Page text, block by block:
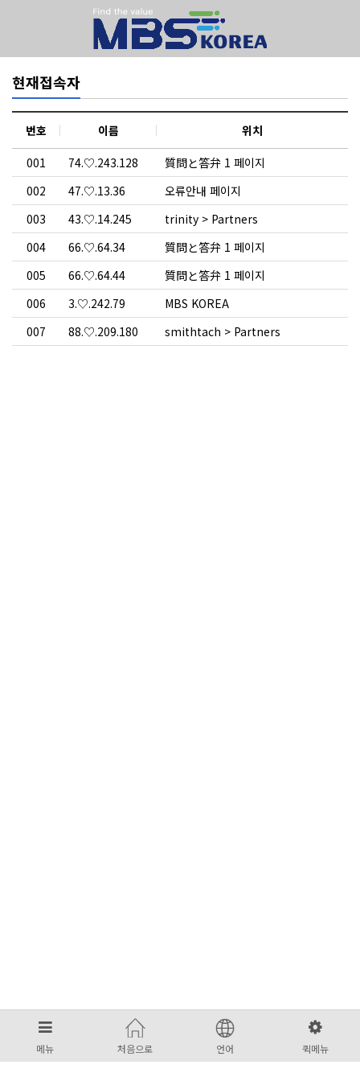
처음으로
메뉴 언어 퀵메뉴
현재접속자
번호 이름
위치
001
74.♡.243.128
質問と答弁 1 페이지
002
47.♡.13.36
오류안내 페이지
003
43.♡.14.245
trinity > Partners
004
66.♡.64.34
質問と答弁 1 페이지
005
66.♡.64.44
質問と答弁 1 페이지
006
3.♡.242.79
MBS KOREA
007
88.♡.209.180 smithtach > Partners